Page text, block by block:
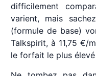
difficilement
varient, mais
(formule de base)
Talkspirit, à 11,75 €/
le forfait le plus